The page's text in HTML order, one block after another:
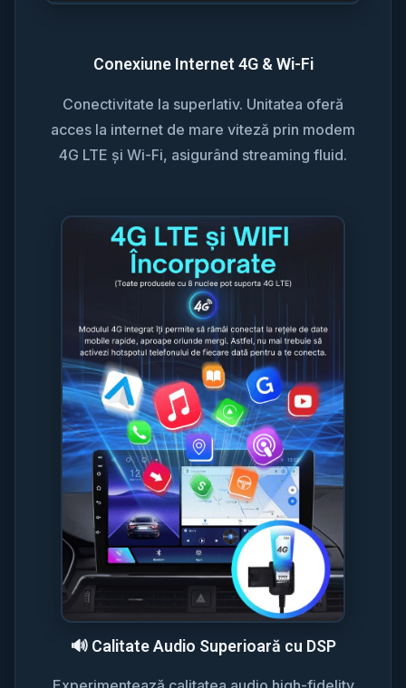
Conexiune Internet 4G & Wi-Fi
Conectivitate la superlativ. Unitatea oferă
acces la internet de mare viteză prin modem
4G LTE și Wi-Fi, asigurând streaming fluid.
🔊 Calitate Audio Superioară cu DSP